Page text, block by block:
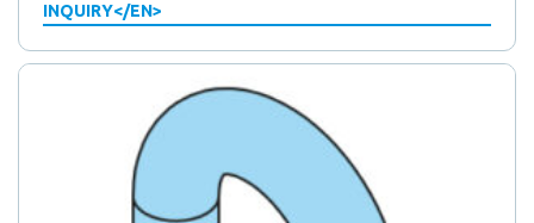
INQUIRY</EN>